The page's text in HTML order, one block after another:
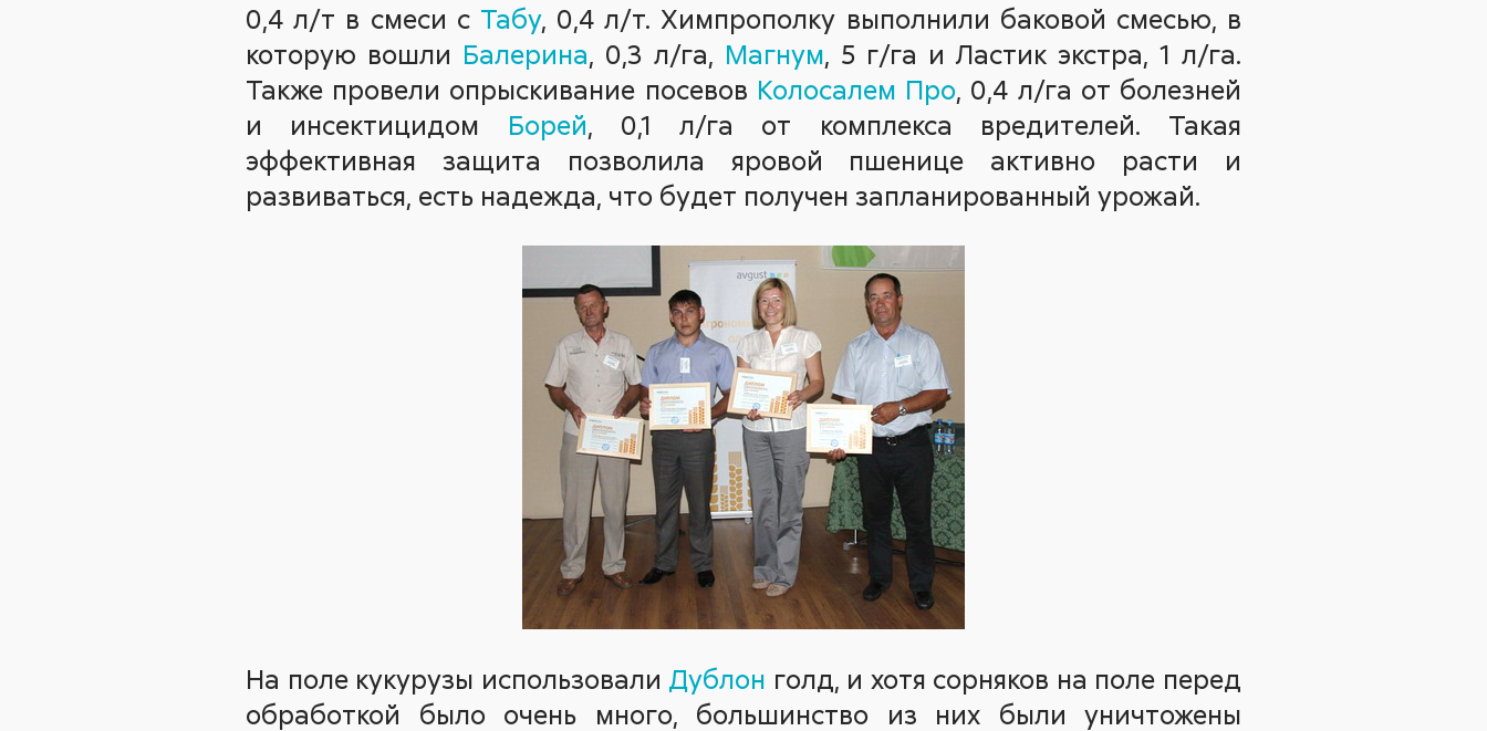
0,4 л/т в смеси с Табу, 0,4 л/т. Химпрополку выполнили баковой смесью, в
которую вошли Балерина , 0,3 л/га, Магнум , 5 г/га и Ластик экстра, 1 л/га.
Также провели опрыскивание посевов Колосалем Про , 0,4 л/га от болезней
и инсектицидом Борей , 0,1 л/га от комплекса вредителей. Такая
эффективная защита позволила яровой пшенице активно расти и
развиваться, есть надежда, что будет получен запланированный урожай.
На поле кукурузы использовали Дублон голд, и хотя сорняков на поле перед
обработкой было очень много, большинство из них были уничтожены